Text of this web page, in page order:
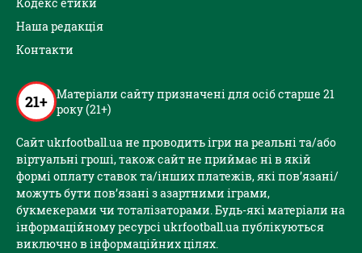
Наша редакція
Контакти
21+ Матеріали сайту призначені для осіб старше 21
року (21+)
Сайт ukrfootball.ua не проводить ігри на реальні та/або
віртуальні гроші, також сайт не приймає ні в якій
формі оплату ставок та/інших платежів, які пов’язані/
можуть бути пов’язані з азартними іграми,
букмекерами чи тоталізаторами. Будь-які матеріали на
інформаційному ресурсі ukrfootball.ua публікуються
виключно в інформаційних цілях.